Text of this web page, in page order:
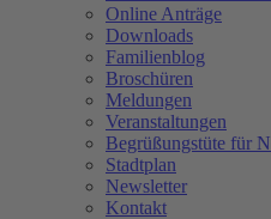
Online Anträge
Downloads
Familienblog
Broschüren
Meldungen
Veranstaltungen
Begrüßungstüte für
Stadtplan
Newsletter
Kontakt